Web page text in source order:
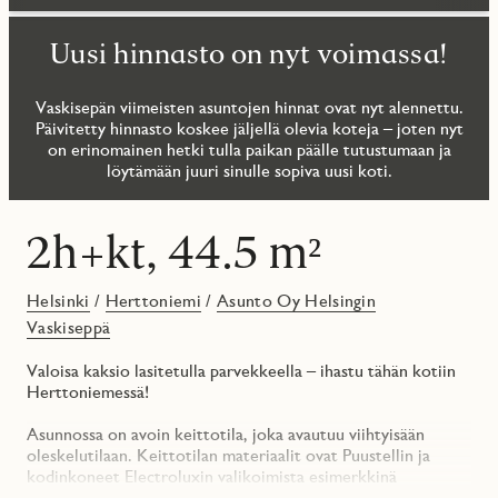
Uusi hinnasto on nyt voimassa!
Vaskisepän viimeisten asuntojen hinnat ovat nyt alennettu.
Päivitetty hinnasto koskee jäljellä olevia koteja – joten nyt
on erinomainen hetki tulla paikan päälle tutustumaan ja
löytämään juuri sinulle sopiva uusi koti.
2h+kt, 44.5 m²
Helsinki / Herttoniemi /Asunto Oy Helsingin
Vaskiseppä
Valoisa kaksio lasitetulla parvekkeella – ihastu tähän kotiin
Herttoniemessä!
Asunnossa on avoin keittotila, joka avautuu viihtyisään
oleskelutilaan. Keittotilan materiaalit ovat Puustellin ja
kodinkoneet Electroluxin valikoimista esimerkkinä